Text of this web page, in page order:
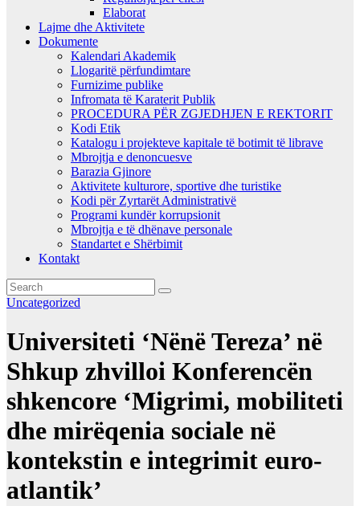
Elaborat
Lajme dhe Aktivitete
Dokumente
Kalendari Akademik
Llogaritë përfundimtare
Furnizime publike
Infromata të Karaterit Publik
PROCEDURA PËR ZGJEDHJEN E REKTORIT
Kodi Etik
Katalogu i projekteve kapitale të botimit të librave
Mbrojtja e denoncuesve
Barazia Gjinore
Aktivitete kulturore, sportive dhe turistike
Kodi për Zyrtarët Administrativë
Programi kundër korrupsionit
Mbrojtja e të dhënave personale
Standartet e Shërbimit
Kontakt
Uncategorized
Universiteti ‘Nënë Tereza’ në
Shkup zhvilloi Konferencën
shkencore ‘Migrimi, mobiliteti
dhe mirëqenia sociale në
kontekstin e integrimit euro-
atlantik’